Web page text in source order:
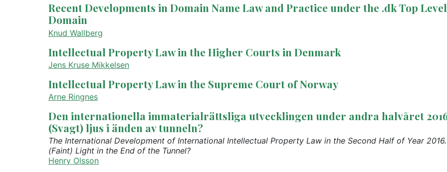
Recent Developments in Domain Name Law and Practice under the .dk Top Level
Domain
Knud Wallberg
Intellectual Property Law in the Higher Courts in Denmark
Jens Kruse Mikkelsen
Intellectual Property Law in the Supreme Court of Norway
Arne Ringnes
Den internationella immaterialrättsliga utvecklingen under andra halvåret
(Svagt) ljus i änden av tunneln?
The International Development of International Intellectual Property Law in the Second Half of Year
(Faint) Light in the End of the Tunnel?
Henry Olsson